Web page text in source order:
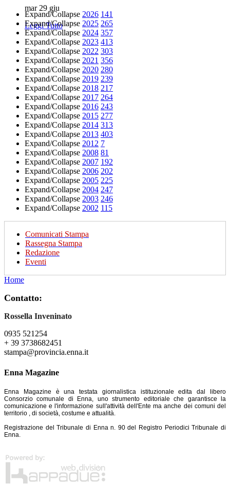
mar 29 giu
Leggi Tutto
Expand/Collapse 2026 141
Expand/Collapse 2025 265
Expand/Collapse 2024 357
Expand/Collapse 2023 413
Expand/Collapse 2022 303
Expand/Collapse 2021 356
Expand/Collapse 2020 280
Expand/Collapse 2019 239
Expand/Collapse 2018 217
Expand/Collapse 2017 264
Expand/Collapse 2016 243
Expand/Collapse 2015 277
Expand/Collapse 2014 313
Expand/Collapse 2013 403
Expand/Collapse 2012 7
Expand/Collapse 2008 81
Expand/Collapse 2007 192
Expand/Collapse 2006 202
Expand/Collapse 2005 225
Expand/Collapse 2004 247
Expand/Collapse 2003 246
Expand/Collapse 2002 115
Comunicati Stampa
Rassegna Stampa
Redazione
Eventi
Home
Contatto:
Rossella Inveninato
0935 521254
+ 39 3738682451
stampa@provincia.enna.it
Enna Magazine
Enna Magazine è una testata giornalistica istituzionale edita dal libero
Consorzio comunale di Enna, uno strumento editoriale che garantisce la
comunicazione e l'informazione sull'attività dell'Ente ma anche dei comuni del
territorio , di società, costume e attualità.
Registrazione del Tribunale di Enna n. 90 del Registro Periodici Tribunale di
Enna.